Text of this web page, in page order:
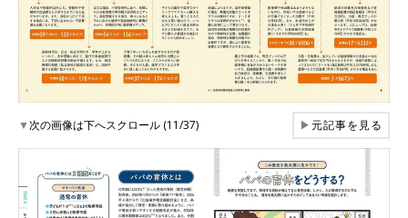
▼次の画像は下へスクロール (11/37) ▶元記事を見る